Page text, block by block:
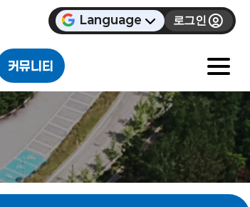
Language 로그인
커뮤니티